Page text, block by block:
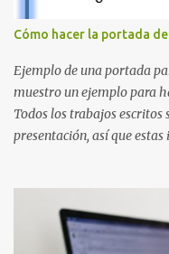
inspirado en los niveles de
pierdas la letra O ,
Cómo hacer la portada
Ejemplo de una portada
muestro un ejemplo para
Todos los trabajos
presentación, así que
compartir el enlace de
ellos se puedan guiar con
para una portada para